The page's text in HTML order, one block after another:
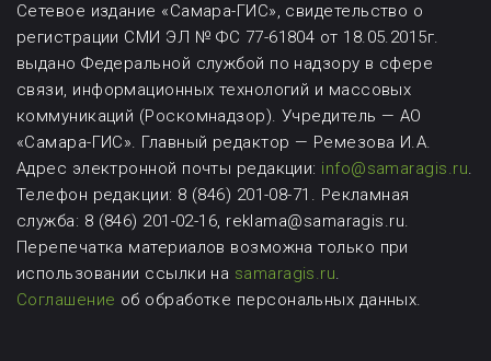
Сетевое издание «Самара-ГИС», свидетельство о
регистрации СМИ ЭЛ № ФС 77-61804 от 18.05.2015г.
выдано Федеральной службой по надзору в сфере
связи, информационных технологий и массовых
коммуникаций (Роскомнадзор). Учредитель — АО
«Самара-ГИС». Главный редактор — Ремезова И.А.
Адрес электронной почты редакции: info@samaragis.ru.
Телефон редакции: 8 (846) 201-08-71. Рекламная
служба: 8 (846) 201-02-16, reklama@samaragis.ru.
Перепечатка материалов возможнатолько при
использовании ссылки на samaragis.ru.
Соглашение об обработке персональных данных.